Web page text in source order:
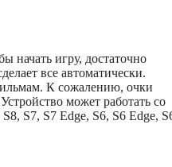
начать игру, достаточно
все автоматически.
К сожалению, очки
может работать со
S7, S7 Edge, S6, S6 Edge,